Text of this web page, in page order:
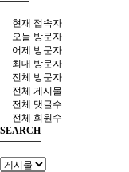
현재 접속자
오늘 방문자
어제 방문자
최대 방문자
전체 방문자
전체 게시물
전체 댓글수
전체 회원수
SEARCH